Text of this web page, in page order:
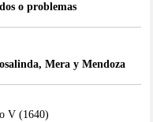
o problemas
Mera y Mendoza
V(1640)